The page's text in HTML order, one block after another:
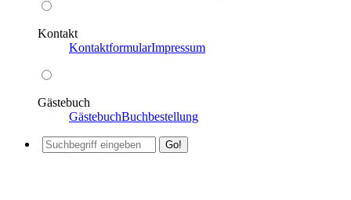
Kontakt
KontaktformularImpressum
Gästebuch
GästebuchBuchbestellung